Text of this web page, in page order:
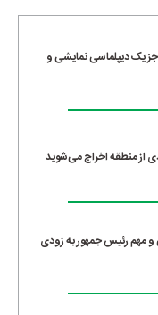
یک دیپلماسی نمایشی و
از منطقه اخراج می‌شوید
مهم رئیس جمهور به زودی